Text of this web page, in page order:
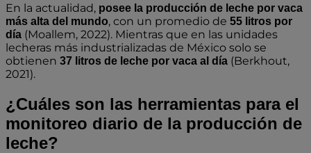
En la actualidad, posee la producción de leche por vaca
más alta del mundo, con un promedio de 55 litros por
día (Moallem, 2022). Mientras que en las unidades
lecheras más industrializadas de México solo se
obtienen 37 litros de leche por vaca al día (Berkhout,
2021).
¿Cuáles son las herramientas para el
monitoreo diario de la producción de
leche?